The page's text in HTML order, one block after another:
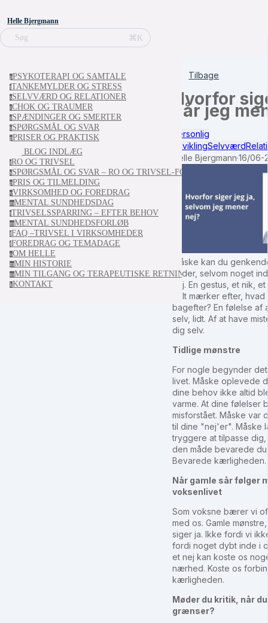
Helle Bjergmann
Søg ⌘K
pPSYKOTERAPI OG SAMTALE
tTANKEMYLDER OG STRESS
sSELVVÆRD OG RELATIONER
cCHOK OG TRAUMER
sSPÆNDINGER OG SMERTER
sSPØRGSMÅL OG SVAR
pPRISER OG PRAKTISK
BLOG INDLÆG
rRO OG TRIVSEL
sSPØRGSMÅL OG SVAR – RO OG TRIVSEL-FORLØBET
pPRIS OG TILMELDING
vVIRKSOMHED OG FOREDRAG
mMENTAL SUNDHEDSDAG
tTRIVSELSSPARRING – EFTER BEHOV
mMENTAL SUNDHEDSFORLØB
fFAQ –TRIVSEL I VIRKSOMHEDER
fFOREDRAG OG TEMADAGE
oOM HELLE
mMIN HISTORIE
mMIN TILGANG OG TERAPEUTISKE RETNING
kKONTAKT
Tilbage
Hvorfor
når jeg
Personlig
udviklingSelvværd
Helle Bjergmann·16/06-
Måske kan du
falder, selvom noget
nej. En gestus, et nik,
helt mærker efter,
bagefter? En følelse af
selv, lidt. Af at have
dig selv.
Tidlige mønstre
For nogle begynder
livet. Måske oplevede
dine behov ikke altid
varme. At dine følelser
misforstået. Måske var
til dine "nej'er". Måske
tryggere at tilpasse
den måde bevarede
Bevarede kærligheden.
Når gamle sår følger
voksenlivet
Som voksne bærer vi
med os. Gamle
siger ja. Ikke fordi vi
fordi noget dybt inde i
et nej kan koste os
nærhed. Koste os
kærligheden.
Møder du kritik, når
grænser?